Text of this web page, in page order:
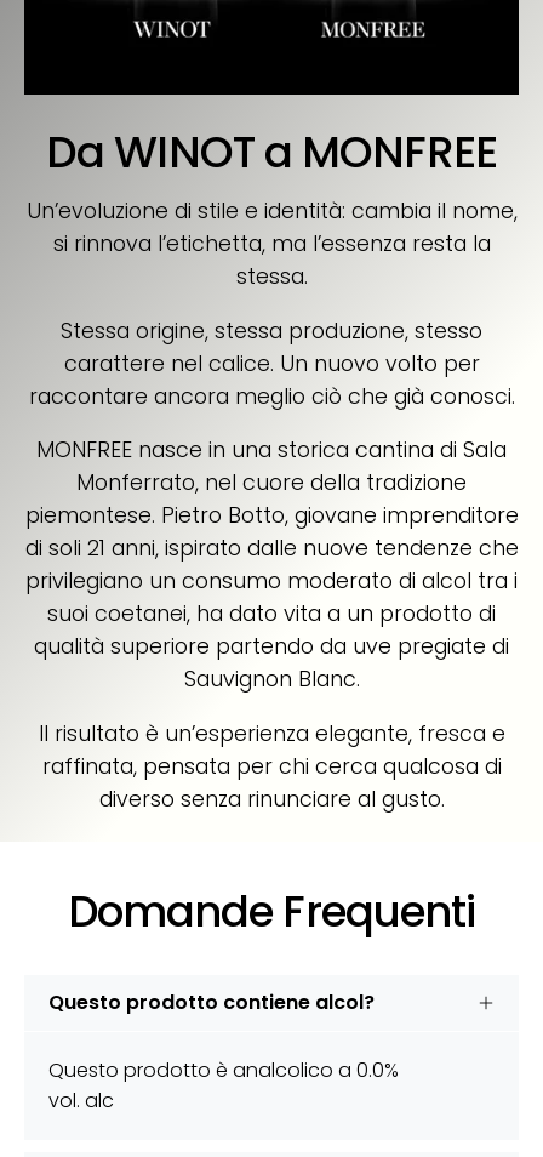
Da WINOT a MONFREE
Un’evoluzione di stile e identità: cambia il nome,
si rinnova l’etichetta, ma l’essenza resta la
stessa.
Stessa origine, stessa produzione, stesso
carattere nel calice. Un nuovo volto per
raccontare ancora meglio ciò che già conosci.
MONFREE nasce in una storica cantina di Sala
Monferrato, nel cuore della tradizione
piemontese. Pietro Botto, giovane imprenditore
di soli 21 anni, ispirato dalle nuove tendenze che
privilegiano un consumo moderato di alcol tra i
suoi coetanei, ha dato vita a un prodotto di
qualità superiore partendo da uve pregiate di
Sauvignon Blanc.
Il risultato è un’esperienza elegante, fresca e
raffinata, pensata per chi cerca qualcosa di
diverso senza rinunciare al gusto.
Domande Frequenti
Questo prodotto contiene alcol?
Questo prodotto è analcolico a 0.0%
vol. alc